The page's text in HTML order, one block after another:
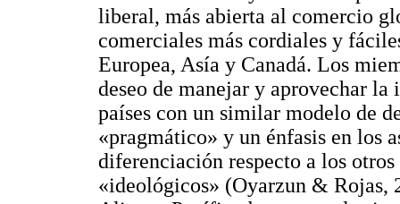
liberal, más abierta al comercio
comerciales más cordiales y
Europea, Asía y Canadá. Los
deseo de manejar y aprovechar
países con un similar modelo de
«pragmático» y un énfasis en los
diferenciación respecto a los
«ideológicos» (Oyarzun & Rojas,